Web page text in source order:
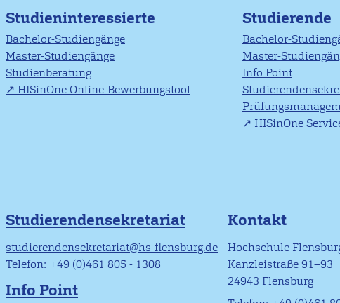
Studieninteressierte
Bachelor-Studiengänge
Master-Studiengänge
Studienberatung
HISinOne Online-Bewerbungstool
Studierende
Bachelor-
Master-
Info Point
HISinOne
Studierendensekretariat
studierendensekretariat@hs-flensburg.de
Telefon: +49 (0)461 805 - 1308
Info Point
Kontakt
Hochschule
Kanzleistraße 91–93
24943 Flensburg